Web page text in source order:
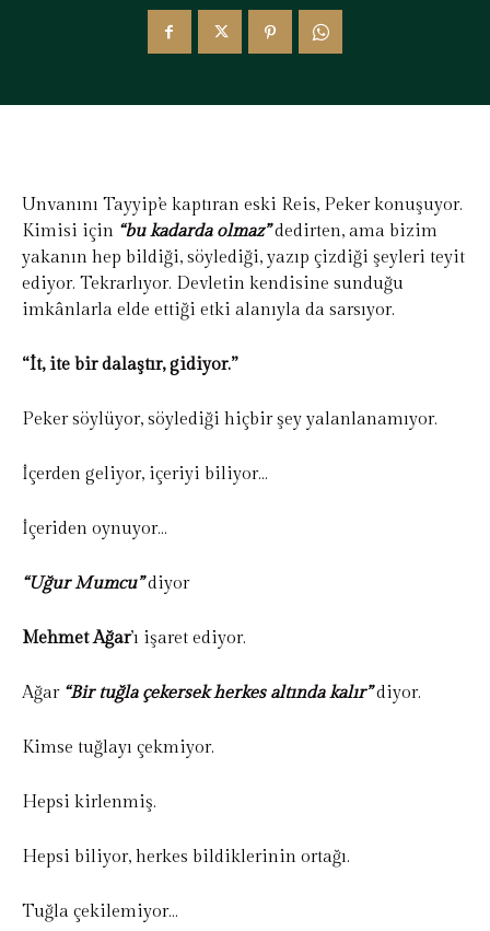
Unvanını Tayyip’e kaptıran eski Reis, Peker konuşuyor.
Kimisi için “bu kadarda olmaz”dedirten, ama bizim
yakanın hep bildiği, söylediği, yazıp çizdiği şeyleri teyit
ediyor. Tekrarlıyor. Devletin kendisine sunduğu
imkânlarla elde ettiği etki alanıyla da sarsıyor.
“İt, ite bir dalaştır, gidiyor.”
Peker söylüyor, söylediği hiçbir şey yalanlanamıyor.
İçerden geliyor, içeriyi biliyor…
İçeriden oynuyor…
“Uğur Mumcu” diyor
Mehmet Ağar’ı işaret ediyor.
Ağar “Bir tuğla çekersek herkes altında kalır”diyor.
Kimse tuğlayı çekmiyor.
Hepsi kirlenmiş.
Hepsi biliyor, herkes bildiklerinin ortağı.
Tuğla çekilemiyor…